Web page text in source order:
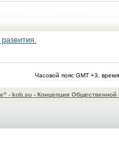
Часовой пояс GMT +3,
- kob.su - Концепция